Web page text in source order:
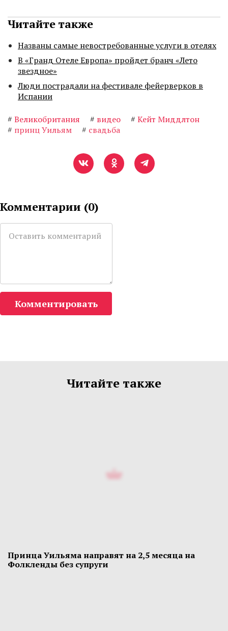
Читайте также
Названы самые невостребованные услуги в отелях
В «Гранд Отеле Европа» пройдет бранч «Лето
звездное»
Люди пострадали на фестивале фейерверков в
Испании
# Великобритания # видео # Кейт Миддлтон
# принц Уильям # свадьба
Комментарии (0)
Комментировать
Читайте также
Принца Уильяма направят на 2,5 месяца на
Фолкленды без супруги